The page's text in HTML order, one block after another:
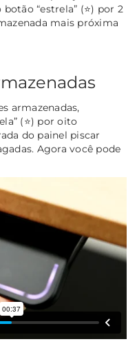
“estrela” (⭐) por 2
mais próxima
armazenadas,
(⭐) por oito
do painel piscar
Agora você pode